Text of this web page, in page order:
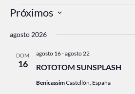
Eventos
Próximos
FECHA.
agosto 2026
DOM
16 ROTOTOM SUNSPLASH
agosto 16-agosto 22
BenicassimCastellón, España